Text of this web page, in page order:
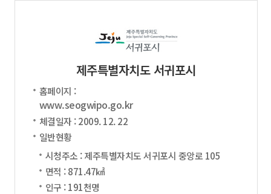
제주특별자치도 서귀포시
홈페이지 :
www.seogwipo.go.kr
체결일자 : 2009. 12. 22
일반현황
시청주소 : 제주특별자치도 서귀포시 중앙로 105
면적 : 871.47㎢
인구 : 191천명